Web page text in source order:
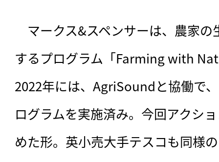
マークス&スペンサーは、 農家の
するプログラム「Farming with
2022年には、AgriSoundと協働で
ログラムを実施済み。今回アクシ
めた形。英小売大手テスコも同様